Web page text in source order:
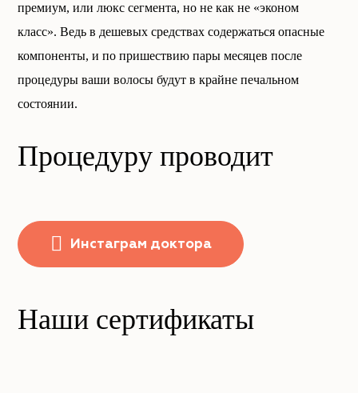
премиум, или люкс сегмента, но не как не «эконом
класс». Ведь в дешевых средствах содержаться опасные
компоненты, и по пришествию пары месяцев после
процедуры ваши волосы будут в крайне печальном
состоянии.
Процедуру проводит
Инстаграм доктора
Наши сертификаты